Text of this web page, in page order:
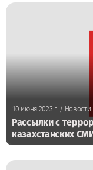
10 июня 2023 г. / Новости
Рассылки с
казахстанских